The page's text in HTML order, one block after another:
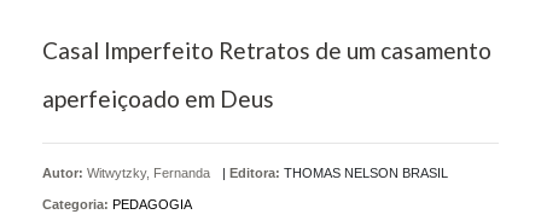
Casal Imperfeito Retratos de um casamento
aperfeiçoado em Deus
Autor: Witwytzky, Fernanda | Editora: THOMAS NELSON BRASIL
Categoria: PEDAGOGIA